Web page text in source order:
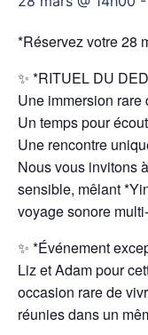
*Réservez votre 28
✨ *RITUEL DU
Une immersion rare
Un temps pour
Une rencontre
Nous vous invitons
sensible, mêlant
voyage sonore
✨ *Événement
Liz et Adam pour
occasion rare de
réunies dans un